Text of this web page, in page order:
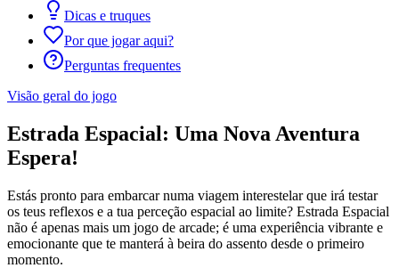
Dicas e truques
Por que jogar aqui?
Perguntas frequentes
Visão geral do jogo
Estrada Espacial: Uma Nova Aventura
Espera!
Estás pronto para embarcar numa viagem interestelar que irá testar
os teus reflexos e a tua perceção espacial ao limite? Estrada Espacial
não é apenas mais um jogo de arcade; é uma experiência vibrante e
emocionante que te manterá à beira do assento desde o primeiro
momento.